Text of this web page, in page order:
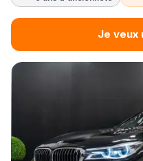
Je veux